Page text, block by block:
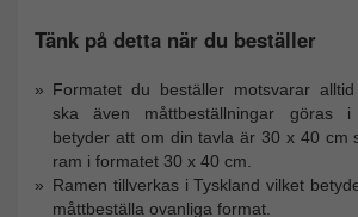
Tänk på detta när du beställer
Formatet du beställer motsvarar
ska även måttbeställningar göras i
betyder att om din tavla är 30 x 40 cm
ram i formatet 30 x 40 cm.
Ramen tillverkas i Tyskland vilket
måttbeställa ovanliga format.